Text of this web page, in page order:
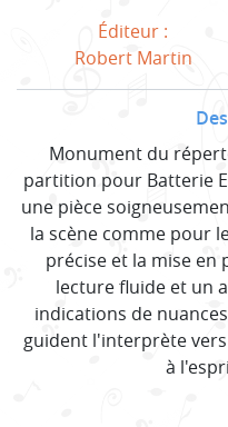
Éditeur :
Robert Martin
Monument du
partition pour Batterie
une pièce
la scène comme pour
précise et la mise en
lecture fluide et un
indications de
guident l'interprète
à